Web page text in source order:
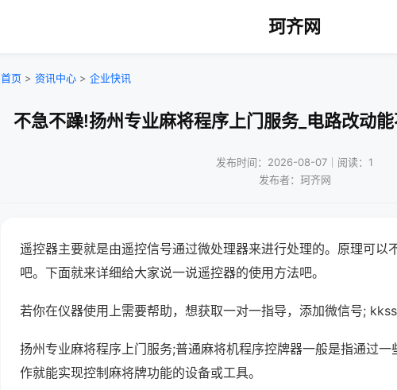
珂齐网
首页 > 资讯中心 > 企业快讯
不急不躁!扬州专业麻将程序上门服务_电路改动
发布时间：2026-08-07｜阅读：1
发布者：珂齐网
遥控器主要就是由遥控信号通过微处理器来进行处理的。原理可以
吧。下面就来详细给大家说一说遥控器的使用方法吧。
若你在仪器使用上需要帮助，想获取一对一指导，添加微信号;
扬州专业麻将程序上门服务;普通麻将机程序控牌器一般是指通过
作就能实现控制麻将牌功能的设备或工具。